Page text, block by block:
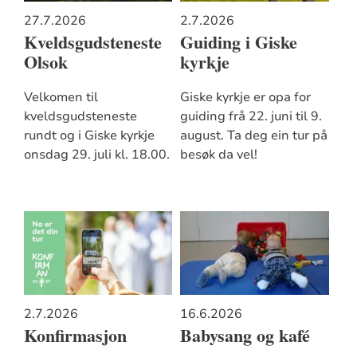
27.7.2026
Kveldsgudsteneste
Olsok
Velkomen til
kveldsgudsteneste
rundt og i Giske kyrkje
onsdag 29. juli kl. 18.00.
2.7.2026
Guiding i Giske
kyrkje
Giske kyrkje er opa for
guiding frå 22. juni til 9.
august. Ta deg ein tur på
besøk da vel!
2.7.2026
Konfirmasjon
16.6.2026
Babysang og kafé